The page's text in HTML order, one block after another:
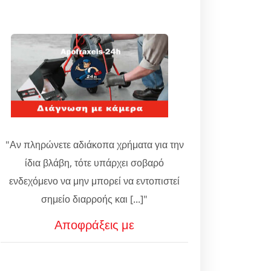
"Αν πληρώνετε αδιάκοπα χρήματα για την
ίδια βλάβη, τότε υπάρχει σοβαρό
ενδεχόμενο να μην μπορεί να εντοπιστεί
σημείο διαρροής και [...]"
Αποφράξεις με